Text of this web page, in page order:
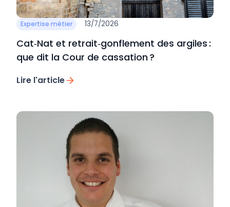
Expertise métier 13/7/2026
Cat‑Nat et retrait‑gonflement des argiles :
que dit la Cour de cassation ?
Lire l'article